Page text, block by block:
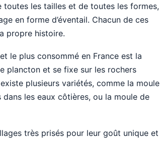
les tailles et de toutes les formes,
en forme d’éventail. Chacun de ces
propre histoire.
le plus consommé en France est la
plancton et se fixe sur les rochers
plusieurs variétés, comme la moule
les eaux côtières, ou la moule de
très prisés pour leur goût unique et